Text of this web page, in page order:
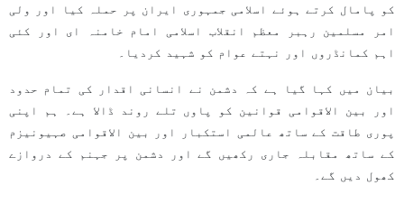
کو پامال کرتے ہوئے اسلامی جمہوری ایران پر حملہ کیا اور ولی
امر مسلمین رہبر معظم انقلاب اسلامی امام خامنہ ای اور کئی
اہم کمانڈروں اور نہتے عوام کو شہید کردیا۔
بیان میں کہا گیا ہے کہ دشمن نے انسانی اقدار کی تمام حدود
اور بین الاقوامی قوانین کو پاوں تلے روند ڈالا ہے۔ ہم اپنی
پوری طاقت کے ساتھ عالمی استکبار اور بین الاقوامی صہیونیزم
کے ساتھ مقابلہ جاری رکھیں گے اور دشمن پر جہنم کے دروازے
کھول دیں گے۔